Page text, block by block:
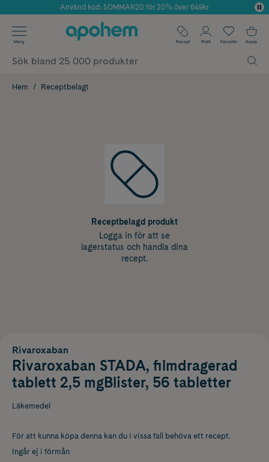
Årets Butik 2025 inom Skönhet
Använd kod: SOMMAR20 för 20% över 649kr
✓ Fri frakt
✓ Poäng på alla köp*
Meny Recept Profil Favoriter Kassa
Hem Receptbelagt
Receptbelagd produkt
Logga in för att se
lagerstatus och handla dina
recept.
Rivaroxaban
Rivaroxaban STADA, filmdragerad
tablett 2,5 mgBlister, 56 tabletter
Läkemedel
För att kunna köpa denna kan du i vissa fall behöva ett recept.
Ingår ej i förmån